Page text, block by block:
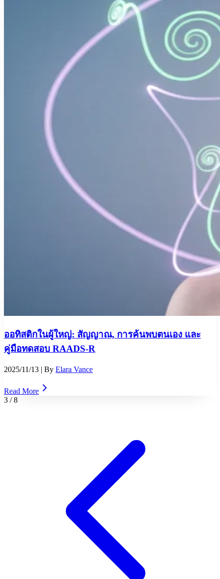
ออทิสติกในผู้ใหญ่: สัญญาณ, การค้นพบตนเอง และ
คู่มือทดสอบ RAADS-R
2025/11/13 | By Elara Vance
Read More
3 /8